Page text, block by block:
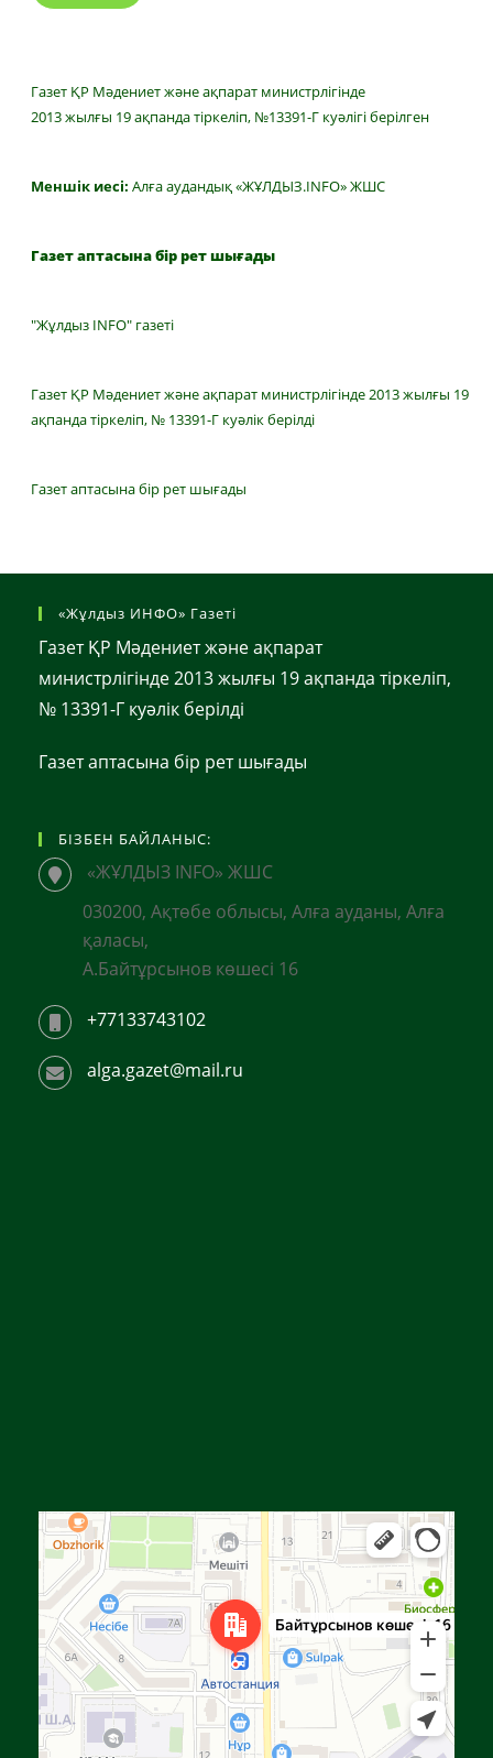
Газет ҚР Мәдениет және ақпарат министрлігінде
2013 жылғы 19 ақпанда тіркеліп, №13391-Г куәлігі берілген
Меншік иесі: Алға аудандық «ЖҰЛДЫЗ.INFO» ЖШС
Газет аптасына бір рет шығады
"Жұлдыз INFO" газеті
Газет ҚР Мәдениет және ақпарат министрлігінде 2013 жылғы 19
ақпанда тіркеліп, № 13391-Г куәлік берілді
Газет аптасына бір рет шығады
«Жұлдыз ИНФО» Газеті
Газет ҚР Мәдениет және ақпарат
министрлігінде 2013 жылғы 19 ақпанда тіркеліп,
№ 13391-Г куәлік берілді
Газет аптасына бір рет шығады
БІЗБЕН БАЙЛАНЫС:
«ЖҰЛДЫЗ INFO» ЖШС
030200, Ақтөбе облысы, Алға ауданы, Алға
қаласы,
А.Байтұрсынов көшесі 16
+77133743102
alga.gazet@mail.ru
Яндекс Карталар — көлік, навигация, орындарды іздеу